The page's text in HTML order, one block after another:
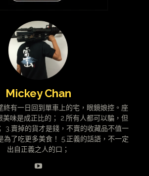
Mickey Chan
終有一日回到單車上的宅，眼鏡娘控。座
美味是成正比的； 2.所有人都可以騙，但
3.賣掉的貨才是錢，不賣的收藏品不值一
為了吃更多美食！ 5.正義的話語，不一定
出自正義之人的口；